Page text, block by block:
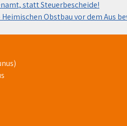
statt Steuerbescheide!
Obstbau vor dem Aus